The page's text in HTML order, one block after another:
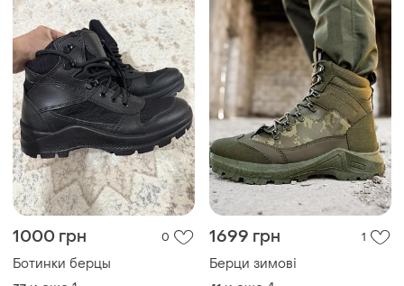
1000 грн 0
Ботинки берцы
1699 грн 1
Берци зимові